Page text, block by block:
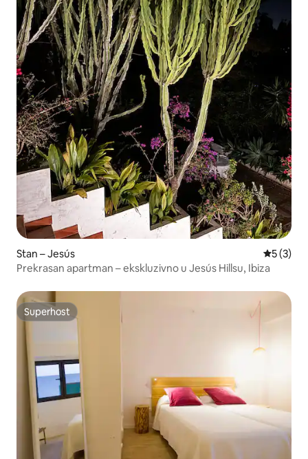
Stan – Jesús
5 (3)
Prekrasan apartman – ekskluzivno u Jesús Hillsu, Ibiza
Superhost
Superhost